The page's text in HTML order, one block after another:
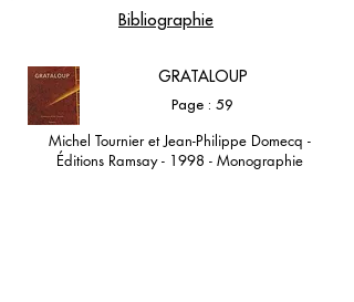
Bibliographie
GRATALOUP
Page : 59
Michel Tournier et Jean-Philippe Domecq -
Éditions Ramsay - 1998 - Monographie